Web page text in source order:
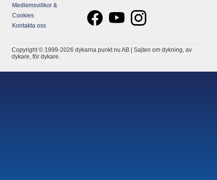
Medlemsvillkor &
Cookies
Kontakta oss
Copyright © 1999-2026 dykarna punkt nu AB | Sajten om dykning, av
dykare, för dykare.